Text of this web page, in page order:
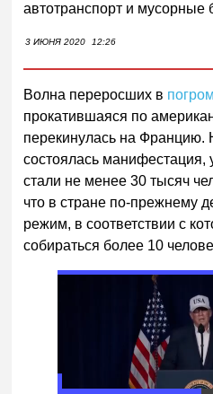
автотранспорт и мусорные
3 ИЮНЯ 2020 12:26
Волна переросших в
прокатившаяся по
перекинулась на Францию.
состоялась манифестация,
стали не менее 30 тысяч
что в стране по-прежнему
режим, в соответствии с
собираться более 10